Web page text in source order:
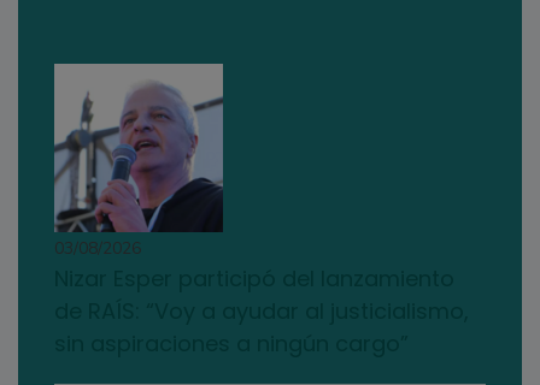
03/08/2026